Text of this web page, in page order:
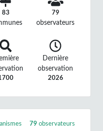
83 79
observateurs
Dernière
observation
2026
79 observateurs